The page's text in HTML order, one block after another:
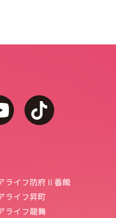
youtube
ライフ防府Ⅱ番館
ライフ昇町
ライフ龍舞